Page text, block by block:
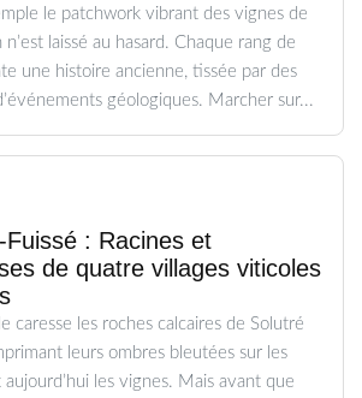
le patchwork vibrant des vignes de
n’est laissé au hasard. Chaque rang de
une histoire ancienne, tissée par des
géologiques. Marcher sur...
Fuissé : Racines et
de quatre villages viticoles
caresse les roches calcaires de Solutré
leurs ombres bleutées sur les
les vignes. Mais avant que